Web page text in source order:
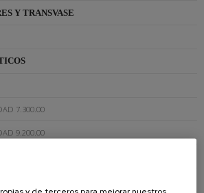
Y TRANSVASE
7.300.00
9.200.00